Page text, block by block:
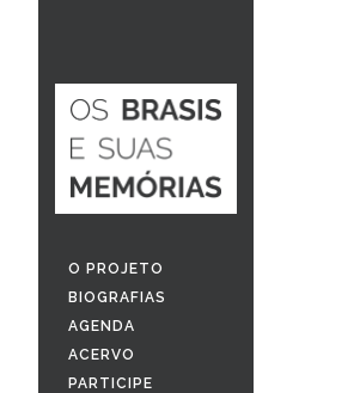
O PROJETO
BIOGRAFIAS
AGENDA
ACERVO
PARTICIPE